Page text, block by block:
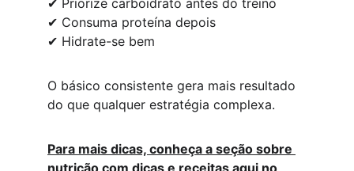
✔ Priorize carboidrato antes do treino
✔ Consuma proteína depois
✔ Hidrate-se bem
O básico consistente gera mais resultado
do que qualquer estratégia complexa.
Para mais dicas, conheça a seção sobre
nutrição com dicas e receitas aqui no